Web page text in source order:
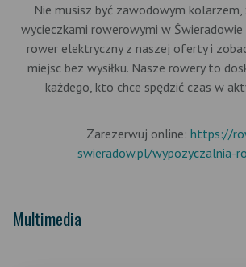
Nie musisz być zawodowym kolarzem,
wycieczkami rowerowymi w Świeradowie
rower elektryczny z naszej oferty i
miejsc bez wysiłku. Nasze rowery to
każdego, kto chce spędzić czas w
Zarezerwuj online: https://
swieradow.pl/wypozyczalnia-
Multimedia